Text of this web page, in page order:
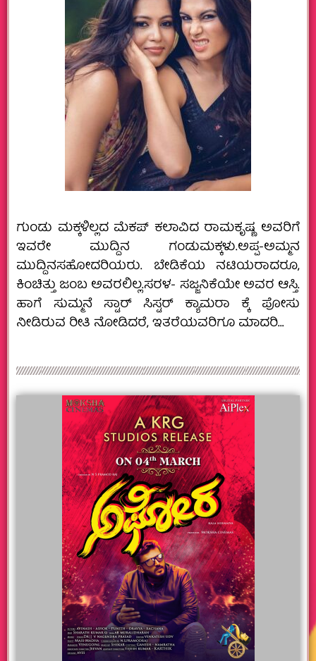
ಗುಂಡು ಮಕ್ಕಳಿಲ್ಲದ ಮೆಕಪ್ ಕಲಾವಿದ ರಾಮಕೃಷ್ಣ ಅವರಿಗೆ
ಇವರೇ ಮುದ್ದಿನ ಗಂಡುಮಕ್ಕಳು.ಅಪ್ಪ-ಅಮ್ಮನ
ಮುದ್ದಿನಸಹೋದರಿಯರು. ಬೇಡಿಕೆಯ ನಟಿಯರಾದರೂ,
ಕಿಂಚಿತ್ತು ಜಂಬ ಅವರಲಿಲ್ಲ.ಸರಳ- ಸಜ್ಜನಿಕೆಯೇ ಅವರ ಆಸ್ತಿ.
ಹಾಗೆ ಸುಮ್ಮನೆ ಸ್ಟಾರ್ ಸಿಸ್ಟರ್ ಕ್ಯಾಮರಾ ಕ್ಕೆ ಪೋಸು
ನೀಡಿರುವ ರೀತಿ ನೋಡಿದರೆ, ಇತರೆಯವರಿಗೂ ಮಾದರಿ…